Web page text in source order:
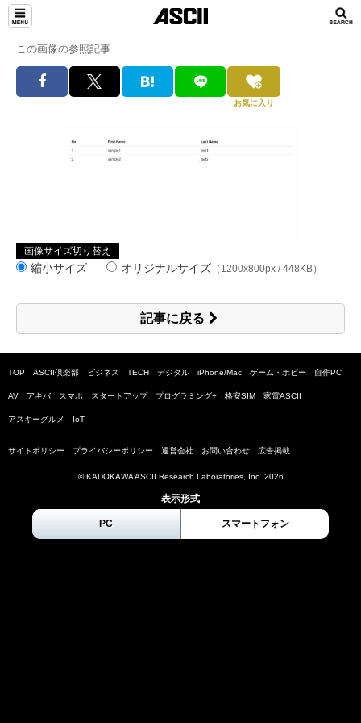
この画像の参照記事
お気に入り
画像サイズ切り替え
縮小サイズ オリジナルサイズ （1200x800px / 448KB）
記事に戻る
TOP ASCII倶楽部 ビジネス TECH デジタル iPhone/Mac ゲーム・ホビー 自作PC
AV アキバ スマホ スタートアップ プログラミング+ 格安SIM 家電ASCII
アスキーグルメ IoT
サイトポリシー プライバシーポリシー 運営会社 お問い合わせ 広告掲載
© KADOKAWA ASCII Research Laboratories, Inc. 2026
表示形式
PC スマートフォン